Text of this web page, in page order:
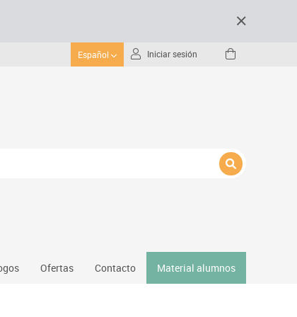
Español Iniciar sesión
Ofertas Contacto Material alumnos